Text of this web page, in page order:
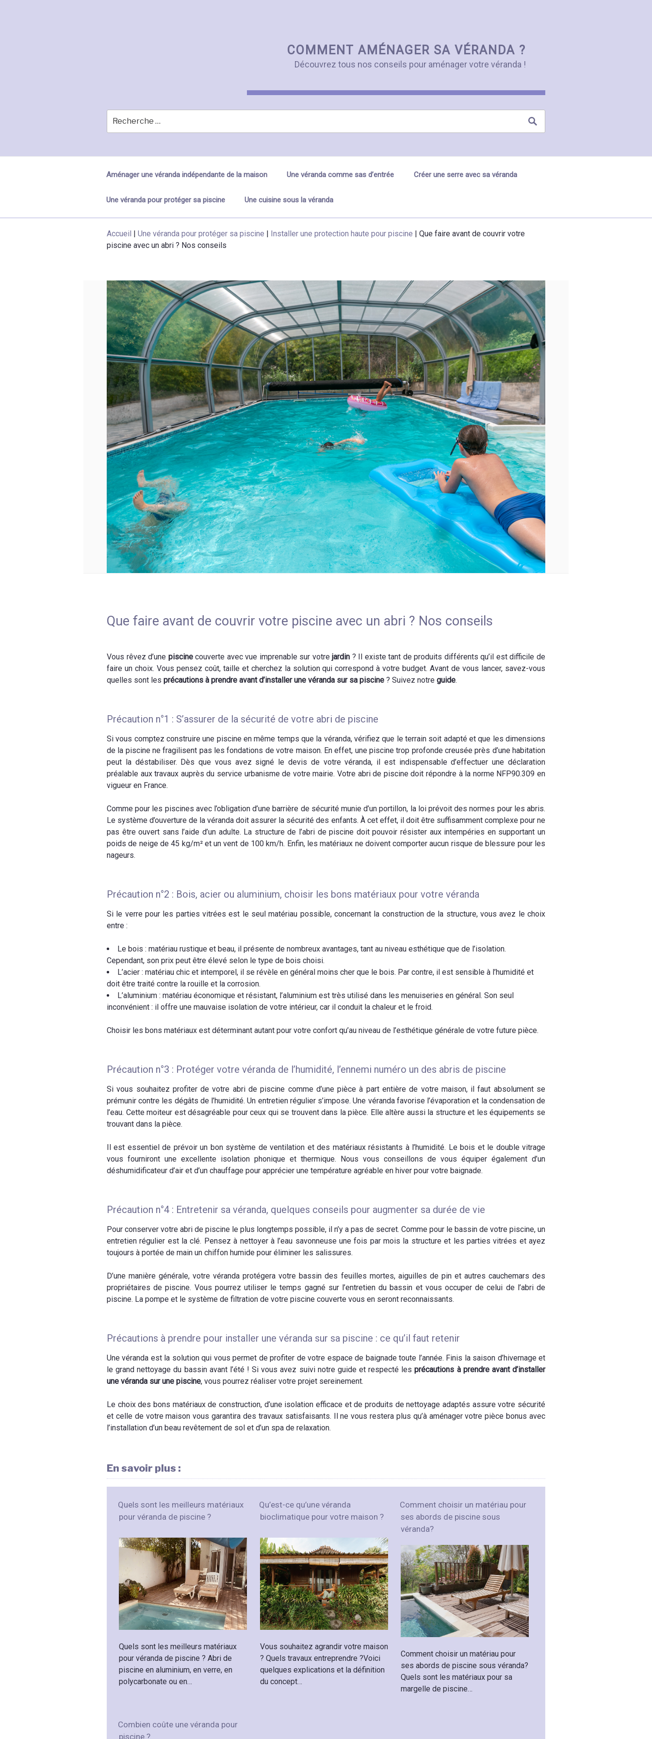
COMMENT AMÉNAGER SA VÉRANDA ?
Découvrez tous nos conseils pour aménager votre véranda !
Aménager une véranda indépendante de la maison Une véranda comme sas d’entrée Créer une serre avec sa véranda
Une véranda pour protéger sa piscine Une cuisine sous la véranda
Accueil Une véranda pour protéger sa piscine Installer une protection haute pour piscine
Que faire avant de couvrir votre
piscine avec un abri ? Nos conseils
Que faire avant de couvrir votre piscine avec un abri ? Nos conseils
Vous rêvez d’une piscinecouverte avec vue imprenable sur votrejardin ? Il existe tant de produits différents qu’il est difficile de
faire un choix. Vous pensez coût, taille et cherchez la solution qui correspond à votre budget. Avant de vous lancer, savez-vous
quelles sont les précautions à prendre avant d’installer une véranda sur sa piscine ? Suivez notre guide.
Précaution n°1 : S’assurer de la sécurité de votre abri de piscine
Si vous comptez construire une piscine en même temps que la véranda, vérifiez que le terrain soit adapté et que les dimensions
de la piscine ne fragilisent pas les fondations de votre maison. En effet, une piscine trop profonde creusée près d’une habitation
peut la déstabiliser. Dès que vous avez signé le devis de votre véranda, il est indispensable d’effectuer une déclaration
préalable aux travaux auprès du service urbanisme de votre mairie. Votre abri de piscine doit répondre à la norme NFP90.309 en
vigueur en France.
Comme pour les piscines avec l’obligation d’une barrière de sécurité munie d’un portillon, la loi prévoit des normes pour les abris.
Le système d’ouverture de la véranda doit assurer la sécurité des enfants. À cet effet, il doit être suffisamment complexe pour ne
pas être ouvert sans l’aide d’un adulte. La structure de l’abri de piscine doit pouvoir résister aux intempéries en supportant un
poids de neige de 45 kg/m² et un vent de 100 km/h. Enfin, les matériaux ne doivent comporter aucun risque de blessure pour les
nageurs.
Précaution n°2 : Bois, acier ou aluminium, choisir les bons matériaux pour votre véranda
Si le verre pour les parties vitrées est le seul matériau possible, concernant la construction de la structure, vous avez le choix
entre :
Le bois : matériau rustique et beau, il présente de nombreux avantages, tant au niveau esthétique que de l’isolation.
Cependant, son prix peut être élevé selon le type de bois choisi.
L’acier : matériau chic et intemporel, il se révèle en général moins cher que le bois. Par contre, il est sensible à l’humidité et
doit être traité contre la rouille et la corrosion.
L’aluminium : matériau économique et résistant, l’aluminium est très utilisé dans les menuiseries en général. Son seul
inconvénient : il offre une mauvaise isolation de votre intérieur, car il conduit la chaleur et le froid.
Choisir les bons matériaux est déterminant autant pour votre confort qu’au niveau de l’esthétique générale de votre future pièce.
Précaution n°3 : Protéger votre véranda de l’humidité, l’ennemi numéro un des abris de piscine
Si vous souhaitez profiter de votre abri de piscine comme d’une pièce à part entière de votre maison, il faut absolument se
prémunir contre les dégâts de l’humidité. Un entretien régulier s’impose. Une véranda favorise l’évaporation et la condensation de
l’eau. Cette moiteur est désagréable pour ceux qui se trouvent dans la pièce. Elle altère aussi la structure et les équipements se
trouvant dans la pièce.
Il est essentiel de prévoir un bon système de ventilation et des matériaux résistants à l’humidité. Le bois et le double vitrage
vous fourniront une excellente isolation phonique et thermique. Nous vous conseillons de vous équiper également d’un
déshumidificateur d’air et d’un chauffage pour apprécier une température agréable en hiver pour votre baignade.
Précaution n°4 : Entretenir sa véranda, quelques conseils pour augmenter sa durée de vie
Pour conserver votre abri de piscine le plus longtemps possible, il n’y a pas de secret. Comme pour le bassin de votre piscine, un
entretien régulier est la clé. Pensez à nettoyer à l’eau savonneuse une fois par mois la structure et les parties vitrées et ayez
toujours à portée de main un chiffon humide pour éliminer les salissures.
D’une manière générale, votre véranda protégera votre bassin des feuilles mortes, aiguilles de pin et autres cauchemars des
propriétaires de piscine. Vous pourrez utiliser le temps gagné sur l’entretien du bassin et vous occuper de celui de l’abri de
piscine. La pompe et le système de filtration de votre piscine couverte vous en seront reconnaissants.
Précautions à prendre pour installer une véranda sur sa piscine : ce qu’il faut retenir
Une véranda est la solution qui vous permet de profiter de votre espace de baignade toute l’année. Finis la saison d’hivernage et
le grand nettoyage du bassin avant l’été ! Si vous avez suivi notre guide et respecté lesprécautions à prendre avant d’installer
une véranda sur une piscine, vous pourrez réaliser votre projet sereinement.
Le choix des bons matériaux de construction, d’une isolation efficace et de produits de nettoyage adaptés assure votre sécurité
et celle de votre maison vous garantira des travaux satisfaisants. Il ne vous restera plus qu’à aménager votre pièce bonus avec
l’installation d’un beau revêtement de sol et d’un spa de relaxation.
En savoir plus :
Quels sont les meilleurs matériaux
pour véranda de piscine ?
Quels sont les meilleurs matériaux
pour véranda de piscine ? Abri de
piscine en aluminium, en verre, en
polycarbonate ou en…
Qu’est-ce qu’une véranda
bioclimatique pour votre maison ?
Vous souhaitez agrandir votre maison
? Quels travaux entreprendre ?Voici
quelques explications et la définition
du concept…
Comment choisir un matériau pour
ses abords de piscine sous
véranda?
Comment choisir un matériau pour
ses abords de piscine sous véranda?
Quels sont les matériaux pour sa
margelle de piscine…
Combien coûte une véranda pour
piscine ?